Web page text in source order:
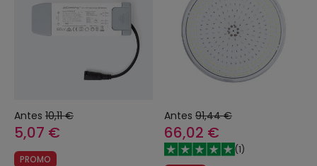
Antes 10,11 €
5,07 €
PROMO
Antes 91,44 €
66,02 €
(1)